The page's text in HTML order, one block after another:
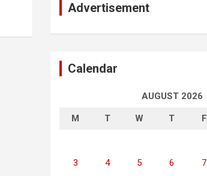
Advertisement
Calendar
AUGUST 2026
M T W T F
3 4 5 6 7